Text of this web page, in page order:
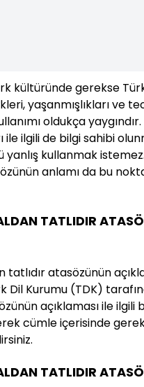
kültüründe gerekse
yaşanmışlıkları ve
oldukça
ilgili de bilgi sahibi
yanlış kullanmak
anlamı da bu
TATLIDIR
tatlıdır atasözünün
Dil Kurumu (TDK)
açıklaması ile
cümle içerisinde
TATLIDIR